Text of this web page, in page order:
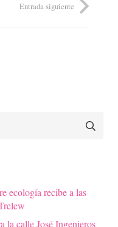
Entrada siguiente
ecología recibe a las
la calle José Ingenieros